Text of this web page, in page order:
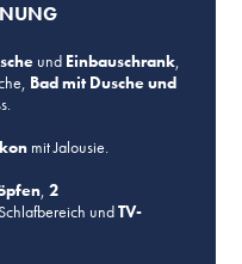
und Einbauschrank,
Bad mit Dusche und
mit Jalousie.
,2
undTV-